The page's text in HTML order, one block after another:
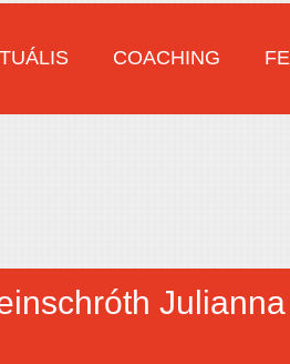
COACHING
Julianna